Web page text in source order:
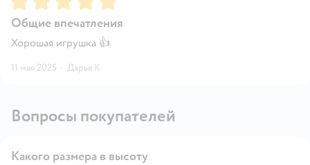
Общие впечатления
Хорошая игрушка 👍
11 мая 2025 · Дарья К.
Вопросы покупателей
Какого размера в высоту